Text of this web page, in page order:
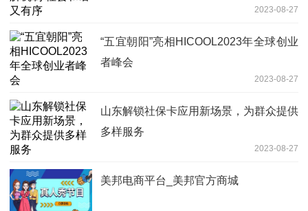
2023-08-27
“五宜朝阳”亮相HICOOL2023年全球创业
者峰会
2023-08-27
山东解锁社保卡应用新场景，为群众提供
多样服务
2023-08-27
美邦电商平台_美邦官方商城